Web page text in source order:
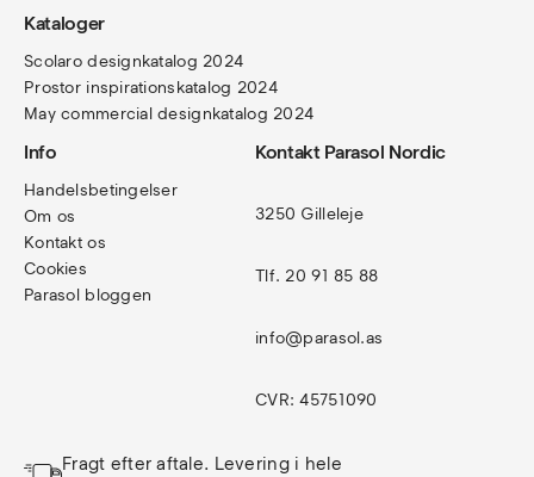
Kataloger
Scolaro designkatalog 2024
Prostor inspirationskatalog 2024
May commercial designkatalog 2024
Info
Handelsbetingelser
Om os
Kontakt os
Cookies
Parasol bloggen
Kontakt Parasol Nordic
3250 Gilleleje
Tlf. 20 91 85 88
info@parasol.as
CVR: 45751090
Fragt efter aftale. Levering i hele